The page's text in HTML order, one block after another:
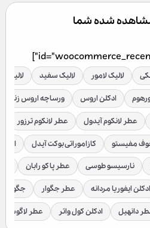
شده شما
لالیک لامور لالیک سفید لالیک
ادکلن اروس ورساچه اروس زنانه
عطر لانکوم آیدول عطر لانکوم ترزور
مفیستو کازاموراتی بوکت آیدل
نارسیسو طوسی عطر پاکو رابان
ادکلن ایفوریا مردانه عطر جگوار جگوار
دانهیل ادکلن کول واتر عطر لاگوست